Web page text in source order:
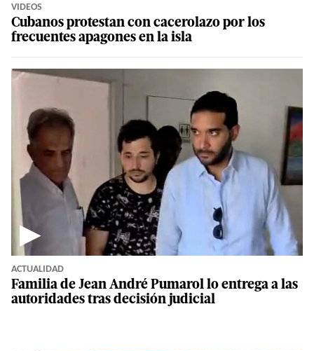
VIDEOS
Cubanos protestan con cacerolazo por los
frecuentes apagones en la isla
▶
ACTUALIDAD
Familia de Jean André Pumarol lo entrega a las
autoridades tras decisión judicial